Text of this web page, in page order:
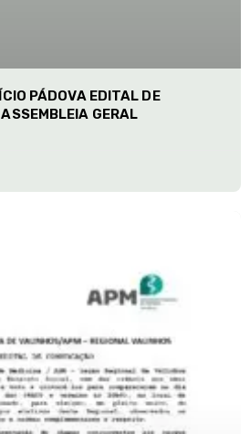
PÁDOVA EDITAL DE
GERAL